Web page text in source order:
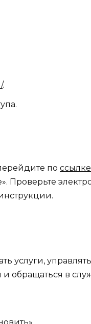
.
по ссылке
Проверьте
услуги,
обращаться в